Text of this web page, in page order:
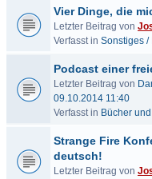
Vier Dinge, die
Letzter Beitrag von
Verfasst in Sonstiges /
Podcast einer
Letzter Beitrag von
09.10.2014 11:40
Verfasst in Bücher
Strange Fire
deutsch!
Letzter Beitrag von